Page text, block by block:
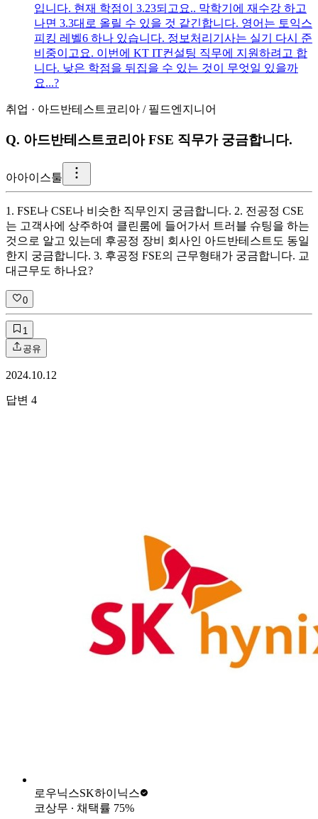
입니다. 현재 학점이 3.23되고요.. 막학기에 재수강 하고
나면 3.3대로 올릴 수 있을 것 같긴합니다. 영어는 토익스
피킹 레벨6 하나 있습니다. 정보처리기사는 실기 다시 준
비중이고요. 이번에 KT IT컨설팅 직무에 지원하려고 합
니다. 낮은 학점을 뒤집을 수 있는 것이 무엇일 있을까
요...?
취업 · 아드반테스트코리아 / 필드엔지니어
Q. 아드반테스트코리아 FSE 직무가 궁금합니다.
아아이스툴
1. FSE나 CSE나 비슷한 직무인지 궁금합니다. 2. 전공정 CSE
는 고객사에 상주하여 클린룸에 들어가서 트러블 슈팅을 하는
것으로 알고 있는데 후공정 장비 회사인 아드반테스트도 동일
한지 궁금합니다. 3. 후공정 FSE의 근무형태가 궁금합니다. 교
대근무도 하나요?
0
1
공유
2024.10.12
답변 4
로우닉스SK하이닉스
코상무 ∙ 채택률 75%